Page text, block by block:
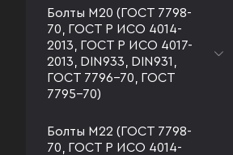
Болты М20 (ГОСТ 7798-
70, ГОСТ Р ИСО 4014-
2013, ГОСТ Р ИСО 4017-
2013, DIN933, DIN931,
ГОСТ 7796-70, ГОСТ
7795-70)
Болты М22 (ГОСТ 7798-
70, ГОСТ Р ИСО 4014-